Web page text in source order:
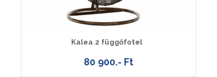
Kalea 2 függőfotel
80 900.- Ft